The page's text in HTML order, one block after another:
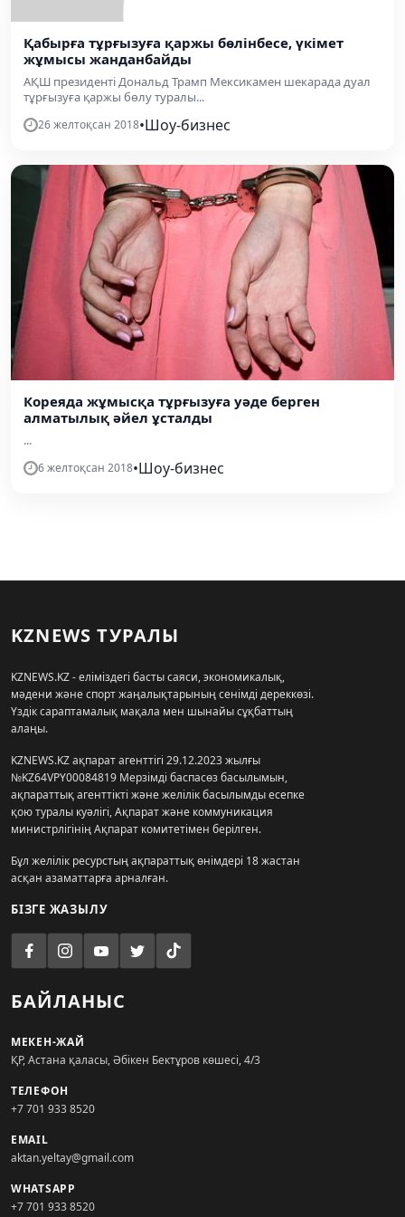
Қабырға тұрғызуға қаржы бөлінбесе, үкімет
жұмысы жанданбайды
АҚШ президенті Дональд Трамп Мексикамен шекарада дуал
тұрғызуға қаржы бөлу туралы...
26 желтоқсан 2018•Шоу-бизнес
Кореяда жұмысқа тұрғызуға уәде берген
алматылық әйел ұсталды
...
6 желтоқсан 2018•Шоу-бизнес
KZNEWS ТУРАЛЫ
KZNEWS.KZ - еліміздегі басты саяси, экономикалық,
мәдени және спорт жаңалықтарының сенімді дереккөзі.
Үздік сараптамалық мақала мен шынайы сұқбаттың
алаңы.
KZNEWS.KZ ақпарат агенттігі 29.12.2023 жылғы
№KZ64VPY00084819 Мерзімді баспасөз басылымын,
ақпараттық агенттікті және желілік басылымды есепке
қою туралы куәлігі, Ақпарат және коммуникация
министрлігінің Ақпарат комитетімен берілген.
Бұл желілік ресурстың ақпараттық өнімдері 18 жастан
асқан азаматтарға арналған.
БІЗГЕ ЖАЗЫЛУ
БАЙЛАНЫС
МЕКЕН-ЖАЙ
ҚР, Астана қаласы, Әбікен Бектұров көшесі, 4/3
ТЕЛЕФОН
+7 701 933 8520
EMAIL
aktan.yeltay@gmail.com
WHATSAPP
+7 701 933 8520